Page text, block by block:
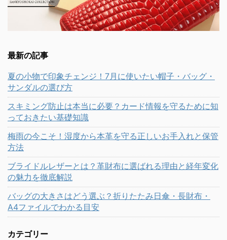
最新の記事
夏の小物で印象チェンジ！7月に使いたい帽子・バッグ・
サンダルの選び方
スキミング防止は本当に必要？カード情報を守るために知
っておきたい基礎知識
梅雨の今こそ！湿度から本革を守る正しいお手入れと保管
方法
ブライドルレザーとは？革財布に選ばれる理由と経年変化
の魅力を徹底解説
バッグの大きさはどう選ぶ？折りたたみ日傘・長財布・
A4ファイルでわかる目安
カテゴリー